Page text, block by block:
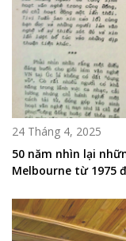
24 Tháng 4, 2025
50 năm nhìn lại
Melbourne từ 1975